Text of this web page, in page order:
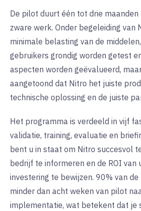
De pilot duurt één tot drie maanden
zware werk. Onder begeleiding van
minimale belasting van de
gebruikers grondig worden getest
aspecten worden geëvalueerd,
aangetoond dat Nitro het juiste
technische oplossing en de juiste
Het programma is verdeeld in vijf
validatie, training, evaluatie en
bent u in staat om Nitro succesvol
bedrijf te informeren en de ROI van
investering te bewijzen. 90% van
minder dan acht weken van pilot
implementatie, wat betekent dat je